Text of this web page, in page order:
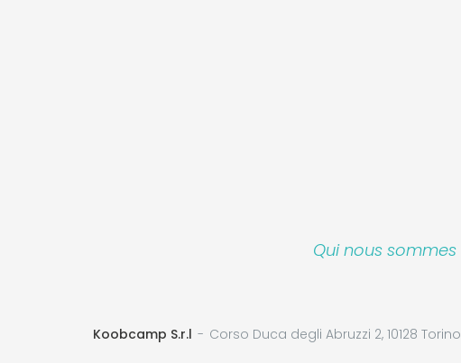
Qui nous sommes
Koobcamp S.r.l Corso Duca degli Abruzzi 2, 10128 Torino